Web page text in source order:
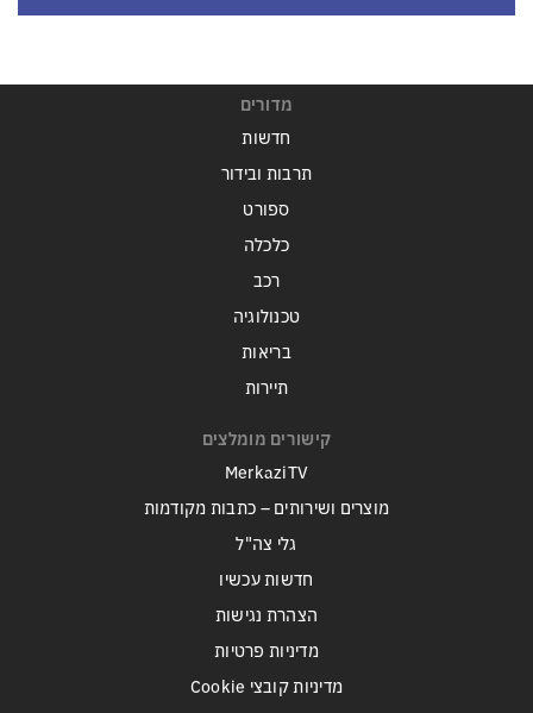
מדורים
חדשות
תרבות ובידור
ספורט
כלכלה
רכב
טכנולוגיה
בריאות
תיירות
קישורים מומלצים
MerkaziTV
מוצרים ושירותים – כתבות מקודמות
גלי צה"ל
חדשות עכשיו
הצהרת נגישות
מדיניות פרטיות
מדיניות קובצי Cookie